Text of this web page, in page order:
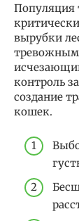
Популяция
вырубки
тревожным
контроль
создание
кошек.